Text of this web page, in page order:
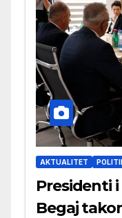
AKTUALITET
Presidenti
Begaj